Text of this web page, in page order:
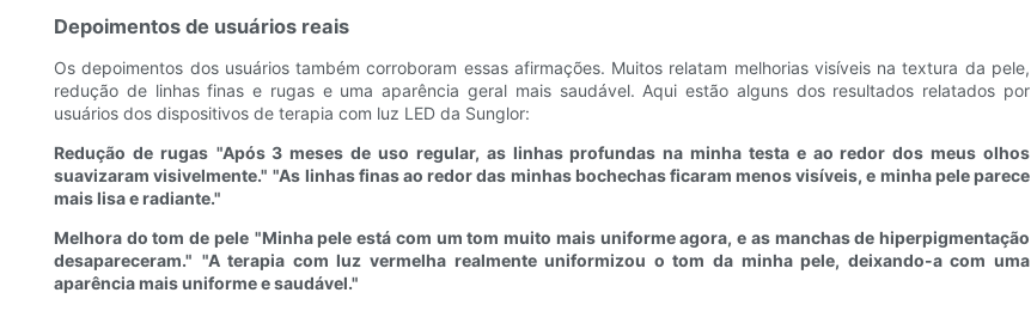
Depoimentos de usuários reais
Os depoimentos dos usuários também corroboram essas afirmações. Muitos relatam melhorias visíveis na textura da pele,
redução de linhas finas e rugas e uma aparência geral mais saudável. Aqui estão alguns dos resultados relatados por
usuários dos dispositivos de terapia com luz LED da Sunglor:
Redução de rugas "Após 3 meses de uso regular, as linhas profundas na minha testa e ao redor dos meus olhos
suavizaram visivelmente." "As linhas finas ao redor das minhas bochechas ficaram menos visíveis, e minha pele parece
mais lisa e radiante."
Melhora do tom de pele "Minha pele está com um tom muito mais uniforme agora, e as manchas de hiperpigmentação
desapareceram." "A terapia com luz vermelha realmente uniformizou o tom da minha pele, deixando-a com uma
aparência mais uniforme e saudável."